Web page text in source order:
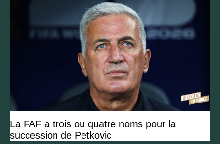
La FAF a trois ou quatre noms pour la
succession de Petkovic